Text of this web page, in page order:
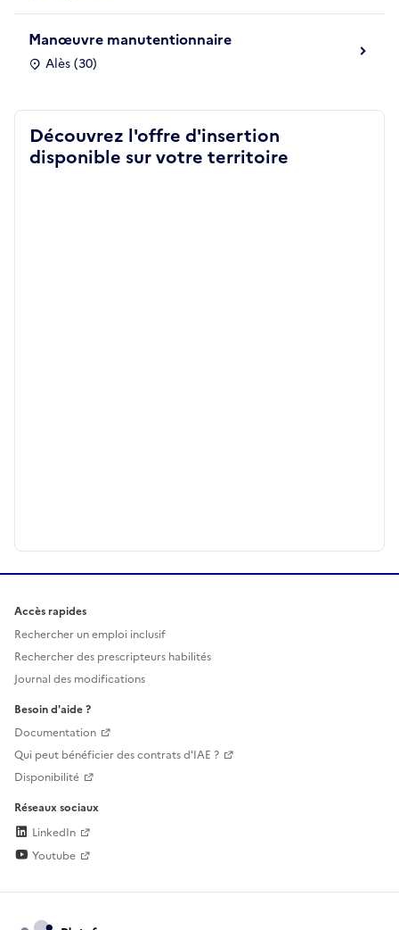
Manœuvre manutentionnaire
Alès (30)
Découvrez l'offre d'insertion
disponible sur votre territoire
Accès rapides
Rechercher un emploi inclusif
Rechercher des prescripteurs habilités
Journal des modifications
Besoin d'aide ?
Documentation
Qui peut bénéficier des contrats d'IAE ?
Disponibilité
Réseaux sociaux
LinkedIn
Youtube